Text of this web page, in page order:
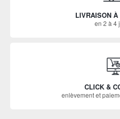
LIVRAISON
en 2 à 4
CLICK &
enlèvement et